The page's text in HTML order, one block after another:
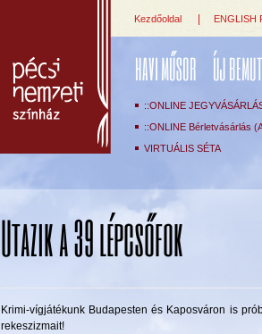
Kezdőoldal ENGLISH
HAVI MŰSOR ÚJ
::ONLINE
::ONLINE Bérletvásárlás
VIRTUÁLIS SÉTA
Utazik a 39 lépcsőfok
Krimi-vígjátékunk Budapesten és Kaposváron is
rekeszizmait!